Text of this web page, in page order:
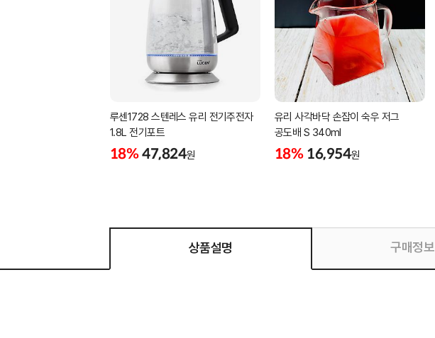
루센1728 스텐레스 유리 전기주전자
1.8L 전기포트
18% 47,824원
유리 사각바닥 손잡이 숙우 저그
공도배 S 340ml
18% 16,954원
상품설명 구매정보